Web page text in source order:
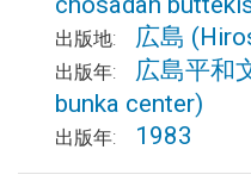
出版地: 広島
出版年: 広島平和
bunka center)
出版年: 1983